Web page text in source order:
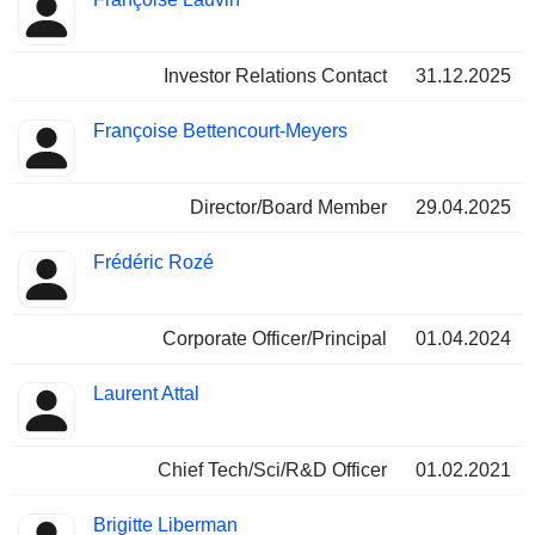
Insider
Positionen
Investor Relations Contact 31.12.2025
Françoise Bettencourt-Meyers
Director/Board Member 29.04.2025
Frédéric Rozé
Corporate Officer/Principal 01.04.2024
Laurent Attal
Chief Tech/Sci/R&D Officer 01.02.2021
Brigitte Liberman